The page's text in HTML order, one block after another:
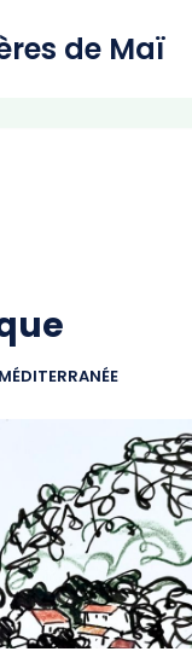
de Maï